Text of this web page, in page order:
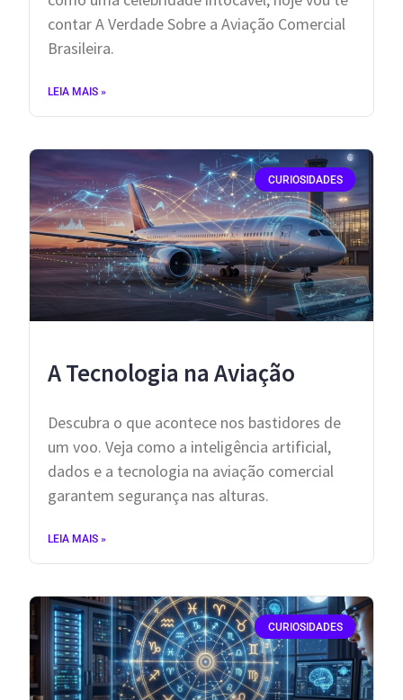
contar A Verdade Sobre a Aviação Comercial
Brasileira.
LEIA MAIS »
CURIOSIDADES
A Tecnologia na Aviação
Descubra o que acontece nos bastidores de
um voo. Veja como a inteligência artificial,
dados e a tecnologia na aviação comercial
garantem segurança nas alturas.
LEIA MAIS »
CURIOSIDADES